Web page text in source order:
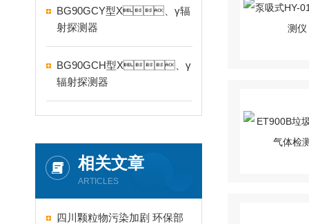
BG90GCY型X、γ辐
射探测器
BG90GCH型X、γ
辐射探测器
相关文章
ARTICLES
四川颗粒物污染加剧 环保部